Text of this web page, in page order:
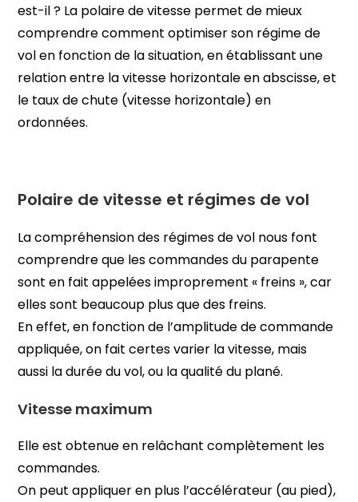
est-il ? La polaire de vitesse permet de mieux
comprendre comment optimiser son régime de
vol en fonction de la situation, en établissant une
relation entre la vitesse horizontale en abscisse, et
le taux de chute (vitesse horizontale) en
ordonnées.
Polaire de vitesse et régimes de vol
La compréhension des régimes de vol nous font
comprendre que les commandes du parapente
sont en fait appelées improprement « freins », car
elles sont beaucoup plus que des freins.
En effet, en fonction de l’amplitude de commande
appliquée, on fait certes varier la vitesse, mais
aussi la durée du vol, ou la qualité du plané.
Vitesse maximum
Elle est obtenue en relâchant complètement les
commandes.
On peut appliquer en plus l’accélérateur (au pied),